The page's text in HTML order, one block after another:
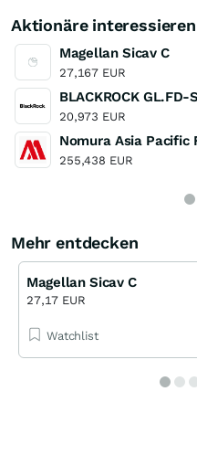
Aktionäre
Magellan Sicav C
27,167 EUR
BLACKROCK GL.FD-
20,973 EUR
Nomura Asia Pacific
255,438 EUR
Mehr entdecken
Magellan Sicav C
27,17 EUR
Watchlist